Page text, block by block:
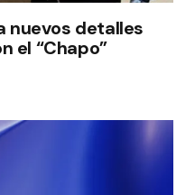
nuevos detalles
el “Chapo”